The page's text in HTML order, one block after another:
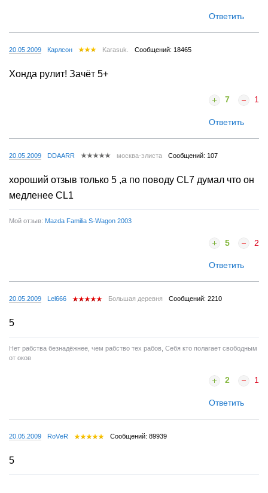
Ответить
20.05.2009 Карлсон Karasuk. Сообщений: 18465
Хонда рулит! Зачёт 5+
7 1
Ответить
20.05.2009 DDAARR москва-элиста Сообщений: 107
хороший отзыв только 5 ,а по поводу CL7 думал что он
медленее СL1
Мой отзыв: Mazda Familia S-Wagon 2003
5 2
Ответить
20.05.2009 Lel666 Большая деревня Сообщений: 2210
5
Нет рабства безнадёжнее, чем рабство тех рабов, Себя кто полагает свободным
от оков
2 1
Ответить
20.05.2009 RoVеR Сообщений: 89939
5